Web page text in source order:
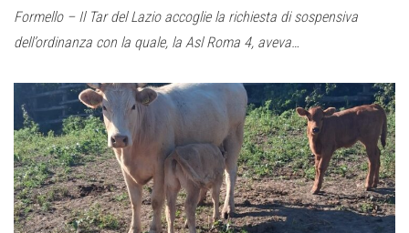
Formello – Il Tar del Lazio accoglie la richiesta di sospensiva
dell’ordinanza con la quale, la Asl Roma 4, aveva…